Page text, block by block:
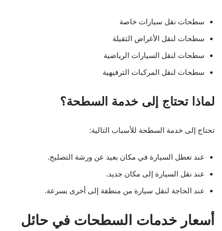
سطحات نقل سيارات خاصة
سطحات لنقل الأغراض الثقيلة
سطحات لنقل السيارات الرياضية
سطحات لنقل المركبات الترفيهية
لماذا تحتاج إلى خدمة السطحة؟
تحتاج إلى خدمة السطحة للأسباب التالية:
عند تعطل السيارة في مكان بعيد عن ورشة التصليح.
عند نقل السيارة إلى مكان جديد.
عند الحاجة لنقل سيارة من منطقة إلى أخرى بسرعة.
أسعار خدمات السطحات في حائل